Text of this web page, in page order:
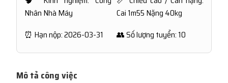
Nhân Nhà Máy
Cai 1m55 Nặng 40kg
⏰ Hạn nộp: 2026-03-31
👥 Số lượng tuyển: 10
Mô tả công việc